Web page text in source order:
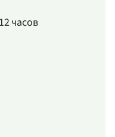
часов